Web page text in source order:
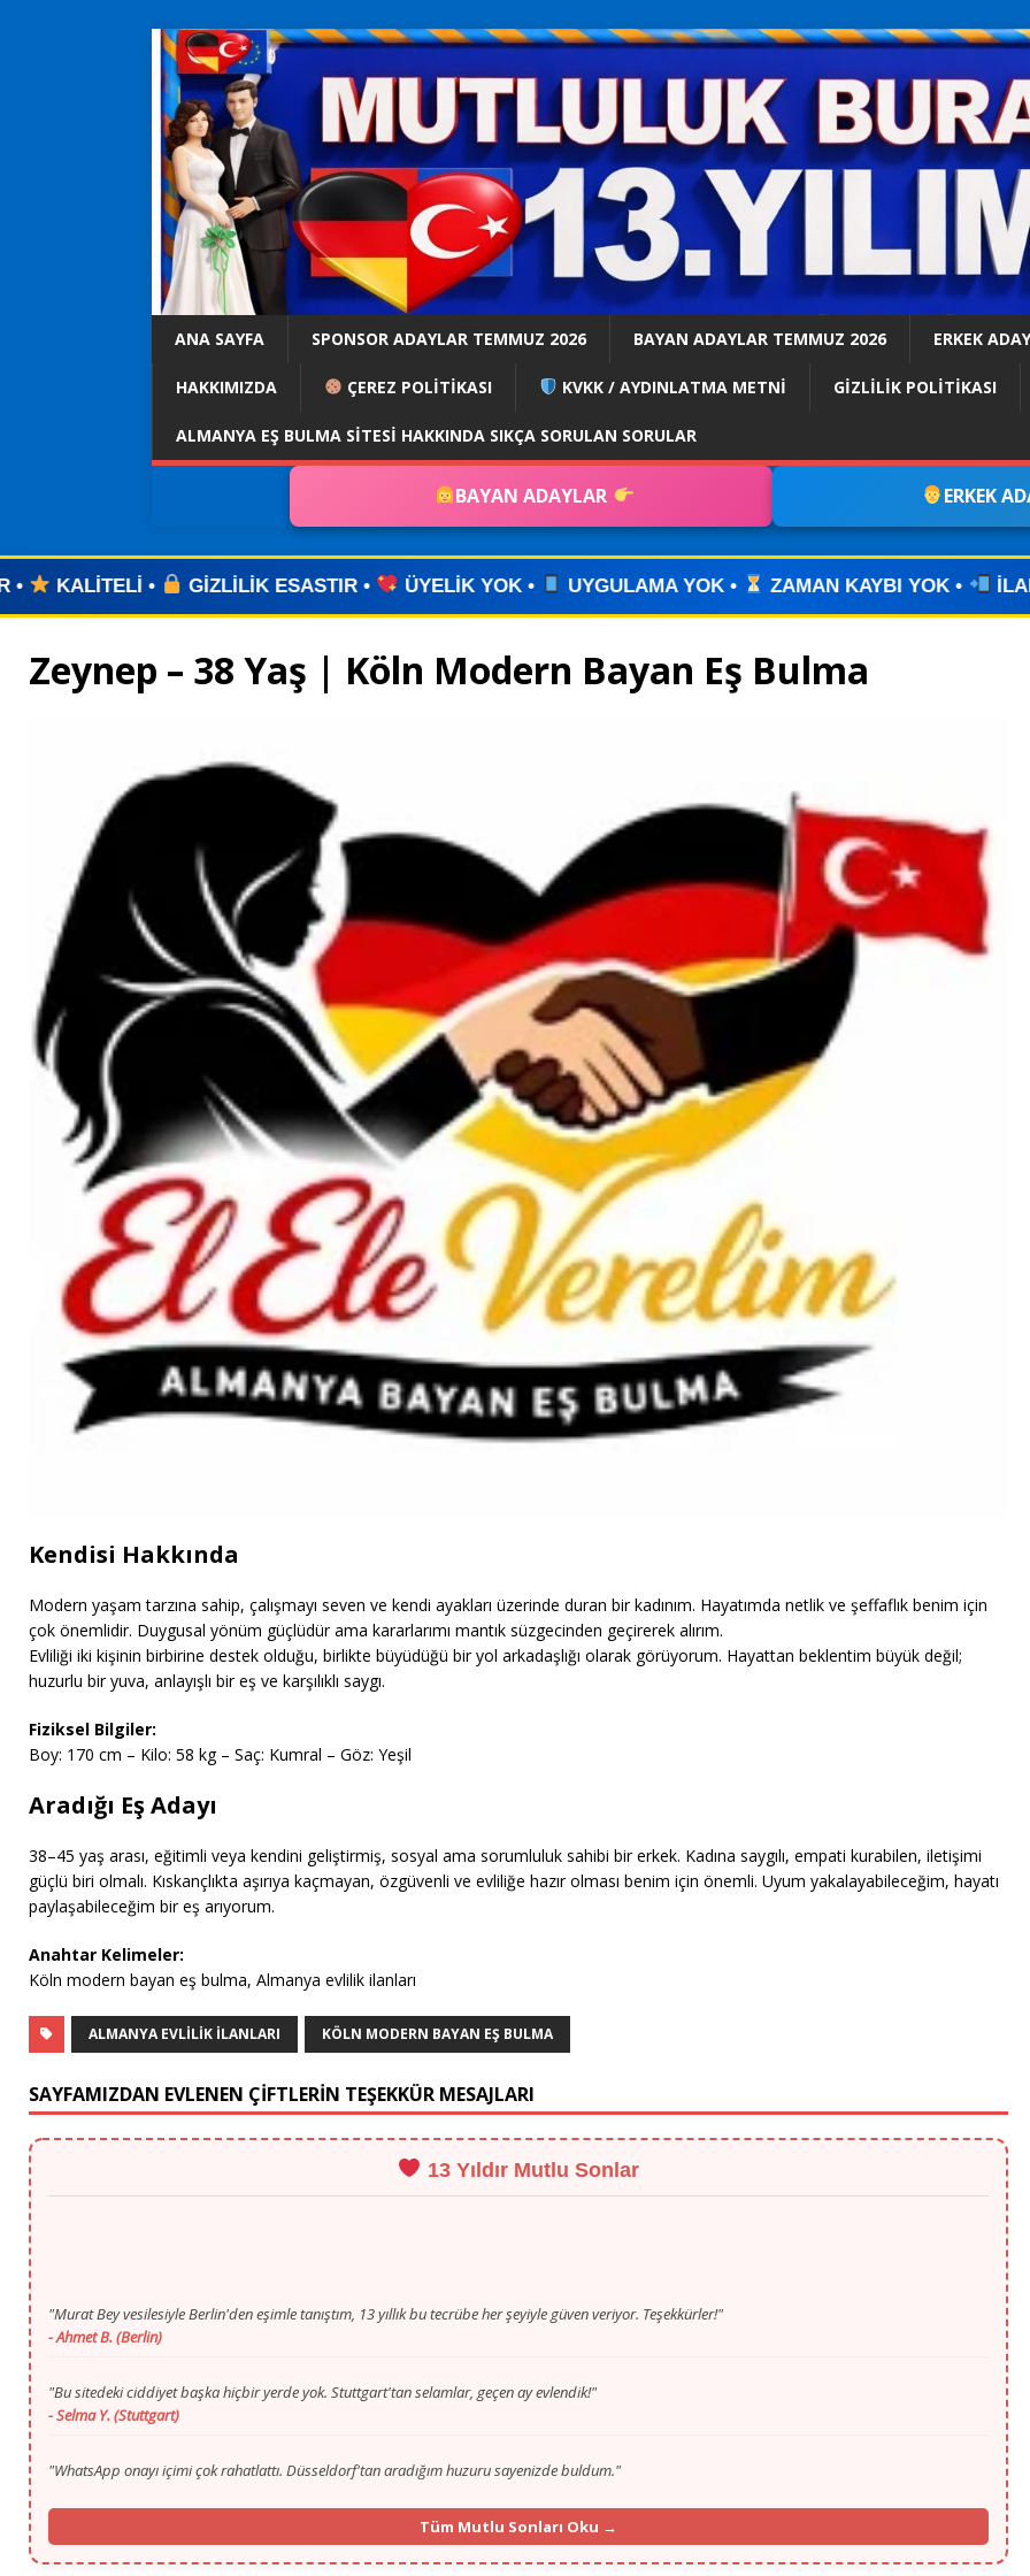
ANA SAYFA SPONSOR ADAYLAR TEMMUZ 2026 BAYAN ADAYLAR TEMMUZ 2026 ERKEK
HAKKIMIZDA ÇEREZ POLİTİKASI KVKK / AYDINLATMA METNİ GİZLİLİK POLİTİKASI
ALMANYA EŞ BULMA SITESI HAKKINDA SIKÇA SORULAN SORULAR
BAYAN ADAYLAR ERKEK
ESASTIR • ÜYELİK YOK • UYGULAMA YOK • ZAMAN KAYBI YOK • İLANINIZI YAYINLAYIN •
Zeynep – 38 Yaş | Köln Modern Bayan Eş Bulma
Kendisi Hakkında
Modern yaşam tarzına sahip, çalışmayı seven ve kendi ayakları üzerinde duran bir kadınım. Hayatımda netlik ve şeffaflık benim için
çok önemlidir. Duygusal yönüm güçlüdür ama kararlarımı mantık süzgecinden geçirerek alırım.
Evliliği iki kişinin birbirine destek olduğu, birlikte büyüdüğü bir yol arkadaşlığı olarak görüyorum. Hayattan beklentim büyük değil;
huzurlu bir yuva, anlayışlı bir eş ve karşılıklı saygı.
Fiziksel Bilgiler:
Boy: 170 cm – Kilo: 58 kg – Saç: Kumral – Göz: Yeşil
Aradığı Eş Adayı
38–45 yaş arası, eğitimli veya kendini geliştirmiş, sosyal ama sorumluluk sahibi bir erkek. Kadına saygılı, empati kurabilen, iletişimi
güçlü biri olmalı. Kıskançlıkta aşırıya kaçmayan, özgüvenli ve evliliğe hazır olması benim için önemli. Uyum yakalayabileceğim, hayatı
paylaşabileceğim bir eş arıyorum.
Anahtar Kelimeler:
Köln modern bayan eş bulma, Almanya evlilik ilanları
ALMANYA EVLILIK ILANLARI KÖLN MODERN BAYAN EŞ BULMA
SAYFAMIZDAN EVLENEN ÇİFTLERİN TEŞEKKÜR MESAJLARI
13 Yıldır Mutlu Sonlar
"Bu sitedeki ciddiyet başka hiçbir yerde yok. Stuttgart'tan selamlar, geçen ay evlendik!"
- Selma Y. (Stuttgart)
"WhatsApp onayı içimi çok rahatlattı. Düsseldorf'tan aradığım huzuru sayenizde buldum."
- Mustafa T. (Düsseldorf)
"Gurbette yalnızlık zordu ama Murat Bey'in ilgisi ve portalı sayesinde Köln'den hayat arkadaşımı buldum."
- Fatma K. (Köln)
"İlk başta ilan vermek için çekinmiştim, 13. yılınızı görünce güvendim. Münih'ten selamlar, mutluyuz!"
Tüm Mutlu Sonları Oku →